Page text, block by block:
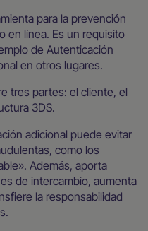
para la prevención
en línea. Es un requisito
de Autenticación
en otros lugares.
tres partes: el cliente, el
3DS.
adicional puede evitar
como los
Además, aporta
de intercambio, aumenta
la responsabilidad